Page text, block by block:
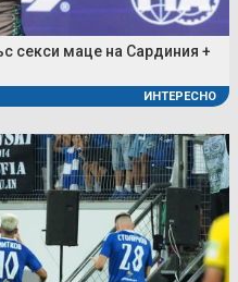
секси маце на Сардиния +
ИНТЕРЕСНО